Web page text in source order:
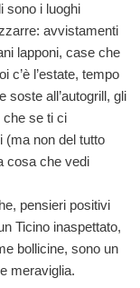
sono i luoghi
avvistamenti
lapponi, case che
l’estate, tempo
soste all’autogrill, gli
che se ti ci
(ma non del tutto
cosa che vedi
pensieri positivi
Ticino inaspettato,
bollicine, sono un
meraviglia.